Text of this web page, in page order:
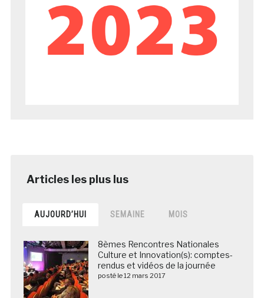
AUJOURD’HUI SEMAINE MOIS
8èmes Rencontres Nationales
Culture et Innovation(s): comptes-
rendus et vidéos de la journée
posté le 12 mars 2017